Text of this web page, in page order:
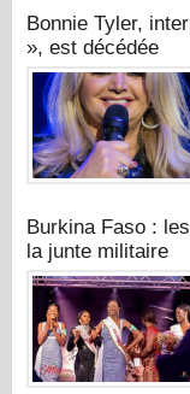
Bonnie Tyler,
», est décédée
Burkina Faso :
la junte militaire